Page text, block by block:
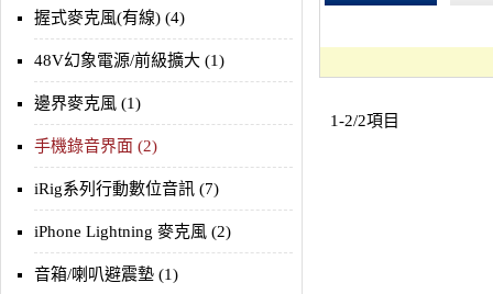
握式麥克風(有線) (4)
48V幻象電源/前級擴大 (1)
邊界麥克風 (1)
手機錄音界面 (2)
iRig系列行動數位音訊 (7)
iPhone Lightning 麥克風 (2)
音箱/喇叭避震墊 (1)
1-2/2項目